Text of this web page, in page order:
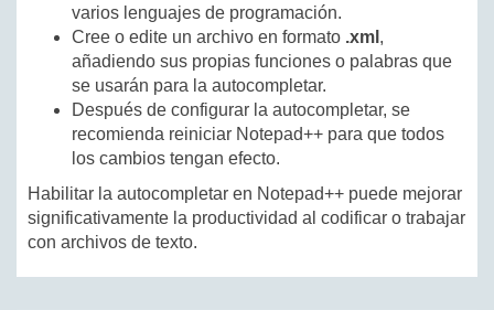
varios lenguajes de programación.
Cree o edite un archivo en formato .xml ,
añadiendo sus propias funciones o palabras que
se usarán para la autocompletar.
Después de configurar la autocompletar, se
recomienda reiniciar Notepad++ para que todos
los cambios tengan efecto.
Habilitar la autocompletar en Notepad++ puede mejorar
significativamente la productividad al codificar o trabajar
con archivos de texto.